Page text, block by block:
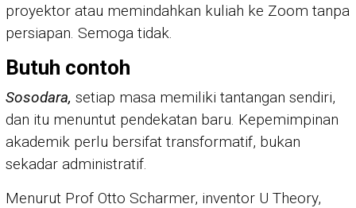
proyektor atau memindahkan kuliah ke Zoom tanpa
persiapan. Semoga tidak.
Butuh contoh
Sosodara, setiap masa memiliki tantangan sendiri,
dan itu menuntut pendekatan baru. Kepemimpinan
akademik perlu bersifat transformatif, bukan
sekadar administratif.
Menurut Prof Otto Scharmer, inventor U Theory,